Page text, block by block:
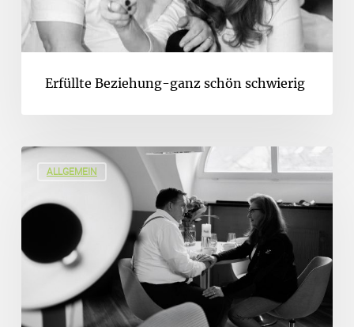
Erfüllte Beziehung-ganz schön schwierig
ALLGEMEIN